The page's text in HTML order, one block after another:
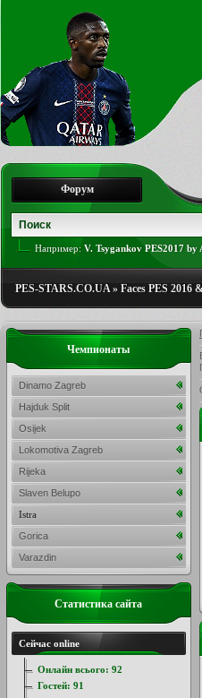
Форум
Например: V. Tsygankov PES2017 by
PES-STARS.CO.UA» Faces PES 2016
Чемпионаты
Dinamo Zagreb
Hajduk Split
Osijek
Lokomotiva Zagreb
Rijeka
Slaven Belupo
Istra
Gorica
Varazdin
Статистика сайта
Сейчас online
Онлайн всього: 92
Гостей: 91